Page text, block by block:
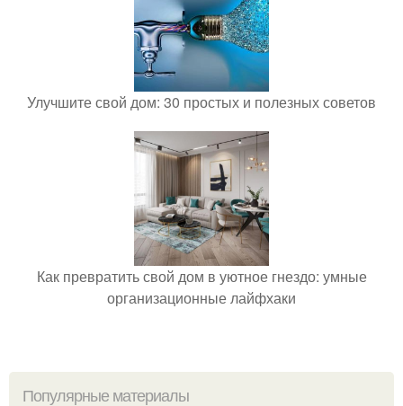
Улучшите свой дом: 30 простых и полезных советов
Как превратить свой дом в уютное гнездо: умные
организационные лайфхаки
Популярные материалы